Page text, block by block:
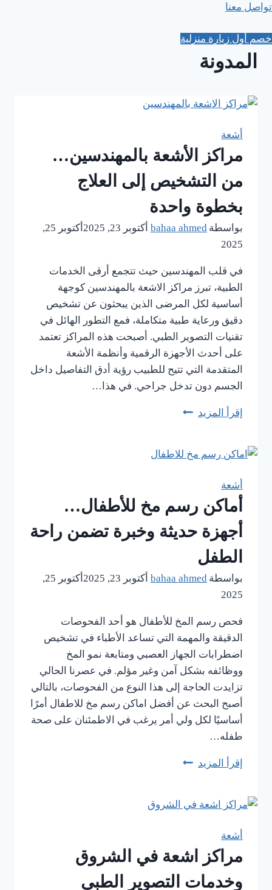
تواصل معنا
خصم أول زيارة منزلية
المدونة
أشعة
مراكز الأشعة بالمهندسين…
من التشخيص إلى العلاج
بخطوة واحدة
بواسطة bahaa ahmed أكتوبر 23, 2025
أكتوبر 25,
2025
في قلب المهندسين حيث تتجمع أرقى الخدمات
الطبية، تبرز مراكز الاشعة بالمهندسين كوجهة
أساسية لكل المرضى الذين يبحثون عن تشخيص
دقيق ورعاية طبية متكاملة، فمع التطور الهائل في
تقنيات التصوير الطبي. أصبحت هذه المراكز تعتمد
على أحدث الأجهزة الرقمية وأنظمة الأشعة
المتقدمة التي تتيح للطبيب رؤية أدق التفاصيل داخل
الجسم دون تدخل جراحي. في هذا…
إقرأ المزيد مراكز
من
العلاج
بخطوة
أشعة
أماكن رسم مخ للأطفال…
أجهزة حديثة وخبرة تضمن راحة
الطفل
بواسطة bahaa ahmed أكتوبر 23, 2025
أكتوبر 25,
2025
فحص رسم المخ للأطفال هو أحد الفحوصات
الدقيقة والمهمة التي تساعد الأطباء في تشخيص
اضطرابات الجهاز العصبي ومتابعة نمو المخ
ووظائفه بشكل آمن وغير مؤلم. في عصرنا الحالي
تزايدت الحاجة إلى هذا النوع من الفحوصات، بالتالي
أصبح البحث عن أفضل اماكن رسم مخ للاطفال أمرًا
أساسيًا لكل ولي أمر يرغب في الاطمئنان على صحة
طفله…
إقرأ المزيد أماكن
للأطفال…
حديثة
وخبرة
تضمن
أشعة
مراكز اشعة في الشروق
وخدمات التصوير الطبي